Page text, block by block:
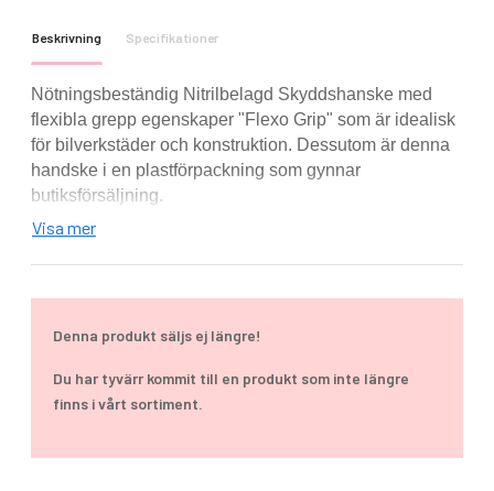
Beskrivning Specifikationer
Nötningsbeständig Nitrilbelagd Skyddshanske med
flexibla grepp egenskaper "Flexo Grip" som är idealisk
för bilverkstäder och konstruktion. Dessutom är denna
handske i en plastförpackning som gynnar
butiksförsäljning.
Handflatan doppad för att öka fingerfärdighet och
ventilation
Sömlös 13 gauge liner
Andande sömlös liner
Lite ludd konstruktion för minimal förorening
Visa mer
Denna produkt säljs ej längre!
Du har tyvärr kommit till en produkt som inte längre
finns i vårt sortiment.